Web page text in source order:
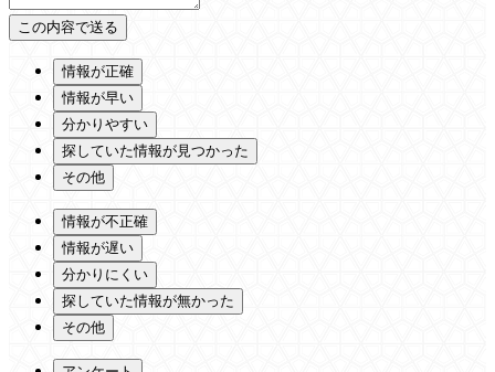
情報が正確
情報が早い
分かりやすい
探していた情報が見つかった
その他
情報が不正確
情報が遅い
分かりにくい
探していた情報が無かった
その他